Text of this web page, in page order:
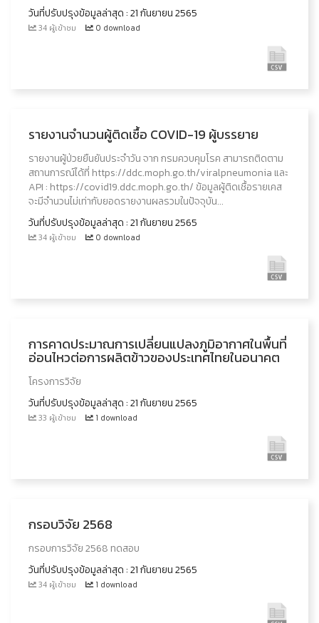
วันที่ปรับปรุงข้อมูลล่าสุด : 21 กันยายน 2565
34 ผู้เข้าชม 0 download
รายงานจำนวนผู้ติดเชื้อ COVID-19 ผู้บรรยาย
รายงานผู้ป่วยยืนยันประจำวัน จาก กรมควบคุมโรค สามารถติดตาม
สถานการณ์ได้ที่ https://ddc.moph.go.th/viralpneumonia และ
API : https://covid19.ddc.moph.go.th/ ข้อมูลผู้ติดเชื้อรายเคส
จะมีจำนวนไม่เท่ากับยอดรายงานผลรวมในปัจจุบัน...
วันที่ปรับปรุงข้อมูลล่าสุด : 21 กันยายน 2565
34 ผู้เข้าชม 0 download
การคาดประมาณการเปลี่ยนแปลงภูมิอากาศในพื้นที่
อ่อนไหวต่อการผลิตข้าวของประเทศไทยในอนาคต
โครงการวิจัย
วันที่ปรับปรุงข้อมูลล่าสุด : 21 กันยายน 2565
33 ผู้เข้าชม 1 download
กรอบวิจัย 2568
กรอบการวิจัย 2568 ทดสอบ
วันที่ปรับปรุงข้อมูลล่าสุด : 21 กันยายน 2565
34 ผู้เข้าชม 1 download